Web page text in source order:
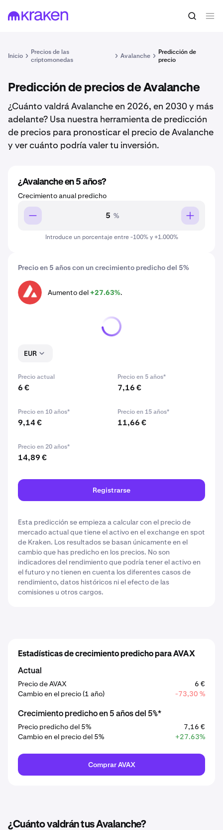
Inicio
Precios de las
criptomonedas
Avalanche
Predicción de
precio
Predicción de precios de Avalanche
¿Cuánto valdrá Avalanche en 2026, en 2030 y más
adelante? Usa nuestra herramienta de predicción
de precios para pronosticar el precio de Avalanche
y ver cuánto podría valer tu inversión.
Precio en 5 años con un crecimiento predicho del 5%
AVAX Aumento del+27.63%.
EUR
Precio actual
6 €
Precio en 5 años*
7,16 €
Precio en 10 años*
9,14 €
Precio en 15 años*
11,66 €
Precio en 20 años*
14,89 €
Registrarse
Esta predicción se empieza a calcular con el precio de
mercado actual que tiene el activo en el exchange en spot
de Kraken. Los resultados se basan únicamente en el
cambio que has predicho en los precios. No son
indicadores del rendimiento que podría tener el activo en
el futuro y no tienen en cuenta los diferentes casos de
rendimiento, datos históricos ni el efecto de las
comisiones u otros cargos.
Estadísticas de crecimiento predicho para AVAX
Actual
Precio de AVAX
6 €
Cambio en el precio (1 año)
-73,30 %
Crecimiento predicho en 5 años del 5%*
Precio predicho del 5%
7,16 €
Cambio en el precio del 5%
+27.63%
Comprar AVAX
¿Cuánto valdrán tus Avalanche?
¿Avalanche en 5 años?
Crecimiento anual predicho
%
Introduce un porcentaje entre -100% y +1.000%